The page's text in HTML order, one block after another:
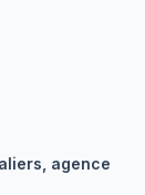
agence